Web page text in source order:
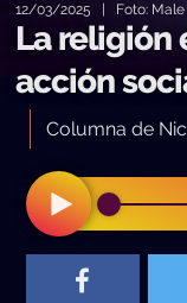
12/03/2025 | Foto: Male
La religión
acción
Columna de